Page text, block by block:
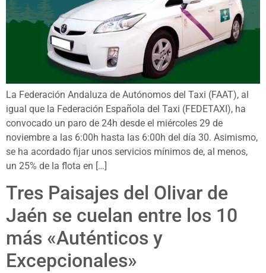
La Federación Andaluza de Autónomos del Taxi (FAAT), al
igual que la Federación Española del Taxi (FEDETAXI), ha
convocado un paro de 24h desde el miércoles 29 de
noviembre a las 6:00h hasta las 6:00h del día 30. Asimismo,
se ha acordado fijar unos servicios mínimos de, al menos,
un 25% de la flota en […]
Tres Paisajes del Olivar de
Jaén se cuelan entre los 10
más «Auténticos y
Excepcionales»